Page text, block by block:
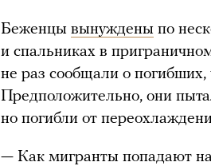
Беженцы вынуждены по
и спальниках в
не раз сообщали о
Предположительно, они
но погибли от
— Как мигранты попадают на